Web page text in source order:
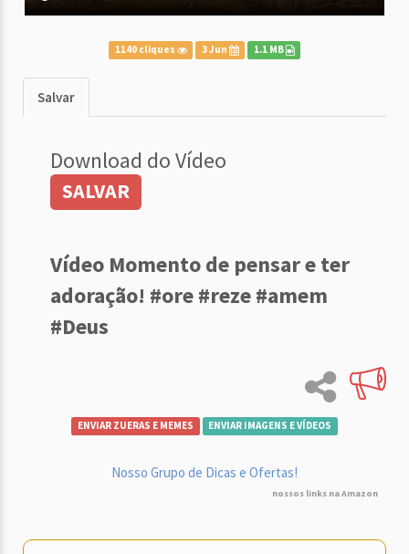
1140 cliques 3 Jun 1.1 MB
Salvar
Download do Vídeo
SALVAR
Vídeo Momento de pensar e ter
adoração! #ore #reze #amem
#Deus
ENVIAR ZUERAS E MEMES ENVIAR IMAGENS E VÍDEOS
Nosso Grupo de Dicas e Ofertas!
nossos links na Amazon